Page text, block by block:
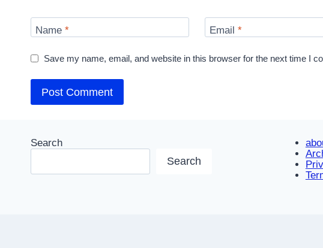
Name * Email*
Save my name, email, and website in this browser for the next time I
Search
Search